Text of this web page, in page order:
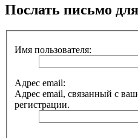
Послать письмо
Имя пользователя:
Адрес email:
Адрес email, связанный с
регистрации.